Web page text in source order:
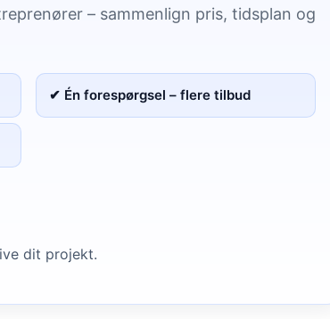
– sammenlign pris, tidsplan og
✔ Én forespørgsel – flere tilbud
dit projekt.